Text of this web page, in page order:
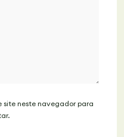
site neste navegador para